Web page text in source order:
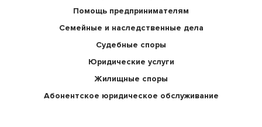
Помощь предпринимателям
Семейные и наследственные дела
Судебные споры
Юридические услуги
Жилищные споры
Абонентское юридическое обслуживание